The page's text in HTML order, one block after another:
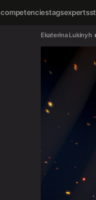
competenciestagsexperts
Ekaterina Lukinyh